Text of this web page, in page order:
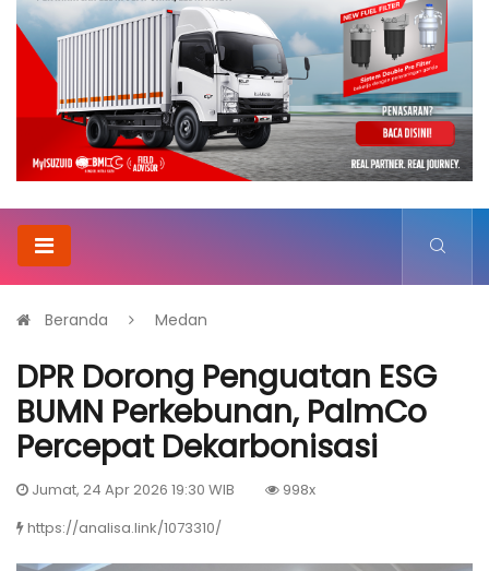
Beranda Medan
DPR Dorong Penguatan ESG
BUMN Perkebunan, PalmCo
Percepat Dekarbonisasi
Jumat, 24 Apr 2026 19:30 WIB
998x
https://analisa.link/1073310/